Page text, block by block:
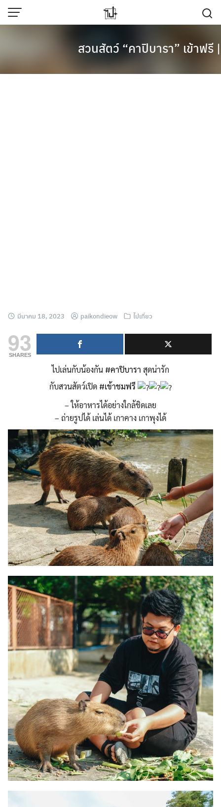
Skip
สวนสัตว์ “คาปิบารา” เข้าฟ
มีนาคม 18, 2023 paikondieow ไปเที่ยว
93
SHARES
ไปเล่นกับน้องกัน#คาปิบารา สุดน่ารัก
กับสวนสัตว์เปิด#เข้าชมฟรี
– ให้อาหารได้อย่างใกล้ชิดเลย
– ถ่ายรูปได้ เล่นได้ เกาคาง เกาพุงได้